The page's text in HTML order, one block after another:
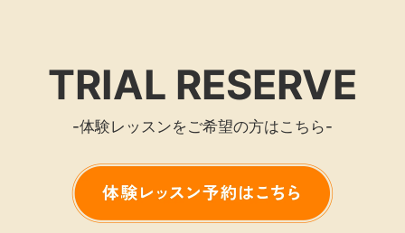
TRIAL RESERVE
-体験レッスンをご希望の方はこちら-